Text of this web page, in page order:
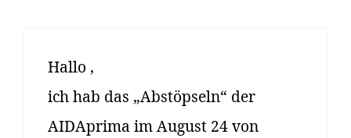
Hallo ,
ich hab das „Abstöpseln“ der
AIDAprima im August 24 von